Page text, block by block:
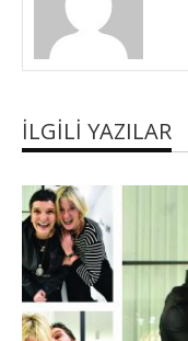
İLGILI YAZILAR